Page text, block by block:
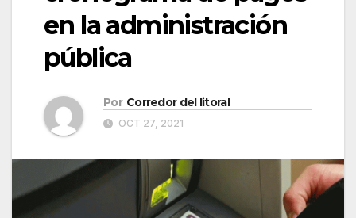
en la administración
pública
Por Corredor del litoral
OCT 27, 2021